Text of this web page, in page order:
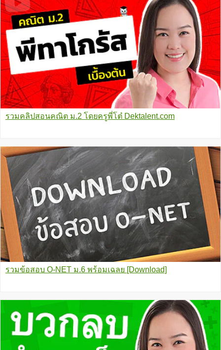
รวมคลิปสอนคณิต ม.2 โดยครูพี่โต๋ Dektalent.com
รวมข้อสอบ O-NET ม.6 พร้อมเฉลย [Download]